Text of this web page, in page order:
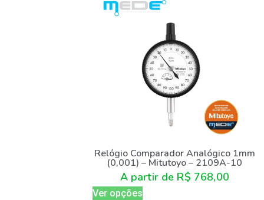
Relógio Comparador Analógico 1mm
(0,001) – Mitutoyo – 2109A-10
A partir de R$ 768,00
Ver opções